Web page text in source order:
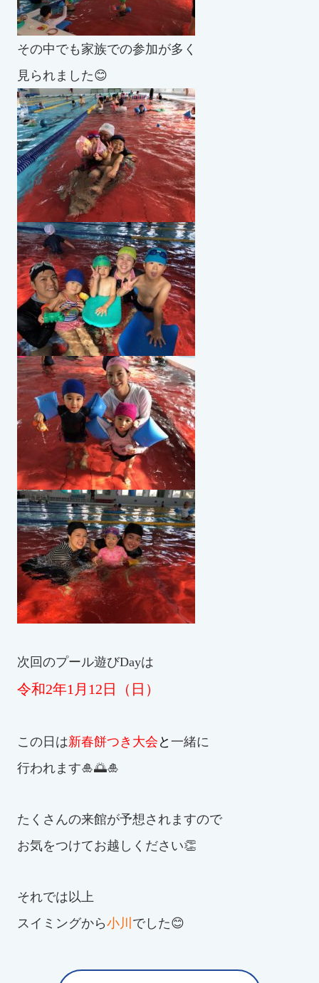
スイミングスクールの
体験申し込みはこちら!
その中でも家族での参加が多く
見られました😊
次回のプール遊びDayは
令和2年1月12日（日）
この日は新春餅つき大会 と 一緒に
行われます🎍🌅🎍
たくさんの来館が予想されますので
お気をつけてお越しください👏
それでは以上
スイミングから小川 でした😊